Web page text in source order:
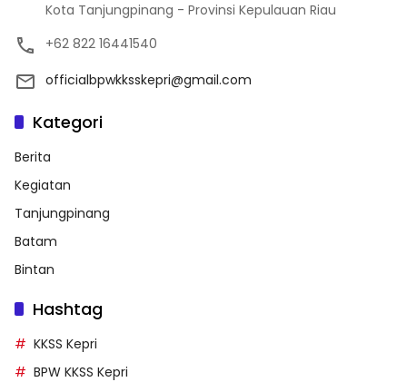
Kota Tanjungpinang - Provinsi Kepulauan Riau
+62 822 16441540
officialbpwkksskepri@gmail.com
Kategori
Berita
Kegiatan
Tanjungpinang
Batam
Bintan
Hashtag
KKSS Kepri
BPW KKSS Kepri